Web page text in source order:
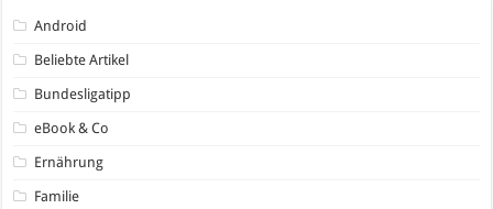
Android
Beliebte Artikel
Bundesligatipp
eBook & Co
Ernährung
Familie